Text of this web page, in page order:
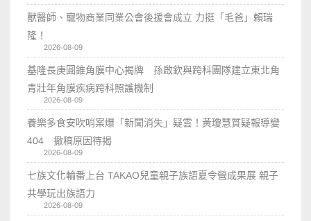
獸醫師、寵物商業同業公會後援會成立 力挺「毛爸」賴瑞
隆！
2026-08-09
基隆長庚圓錐角膜中心揭牌 孫啟欽與跨科團隊建立東北角
青壯年角膜疾病跨科照護機制
2026-08-09
養樂多食安吹哨案爆「新聞消失」疑雲！黃瓊慧質疑報導變
404 撤稿原因待揭
2026-08-09
七族文化輪番上台 TAKAO兒童親子族語夏令營成果展 親子
共學玩出族語力
2026-08-09